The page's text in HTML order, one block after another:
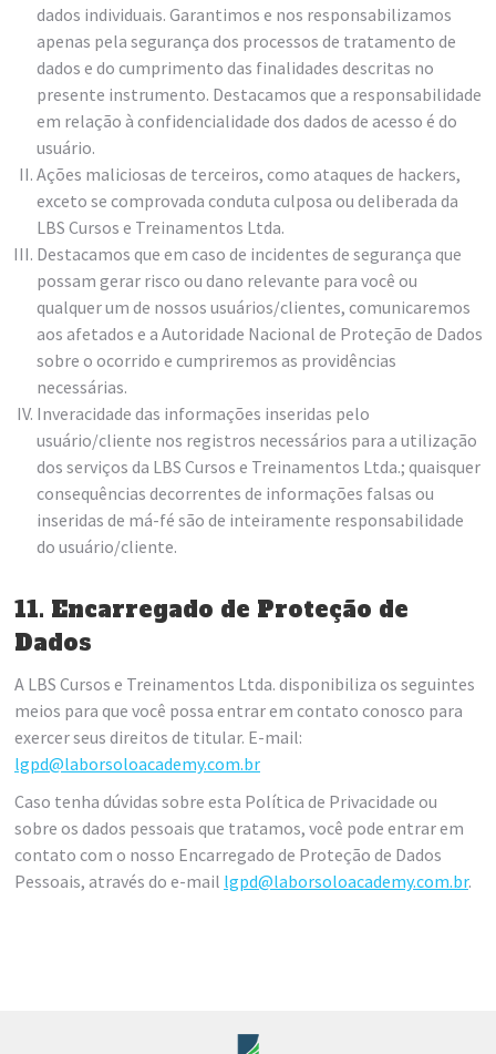
dados individuais. Garantimos e nos responsabilizamos
apenas pela segurança dos processos de tratamento de
dados e do cumprimento das finalidades descritas no
presente instrumento. Destacamos que a responsabilidade
em relação à confidencialidade dos dados de acesso é do
usuário.
Ações maliciosas de terceiros, como ataques de hackers,
exceto se comprovada conduta culposa ou deliberada da
LBS Cursos e Treinamentos Ltda.
Destacamos que em caso de incidentes de segurança que
possam gerar risco ou dano relevante para você ou
qualquer um de nossos usuários/clientes, comunicaremos
aos afetados e a Autoridade Nacional de Proteção de Dados
sobre o ocorrido e cumpriremos as providências
necessárias.
Inveracidade das informações inseridas pelo
usuário/cliente nos registros necessários para a utilização
dos serviços da LBS Cursos e Treinamentos Ltda.; quaisquer
consequências decorrentes de informações falsas ou
inseridas de má-fé são de inteiramente responsabilidade
do usuário/cliente.
11. Encarregado de Proteção de
Dados
A LBS Cursos e Treinamentos Ltda. disponibiliza os seguintes
meios para que você possa entrar em contato conosco para
exercer seus direitos de titular. E-mail:
lgpd@laborsoloacademy.com.br
Caso tenha dúvidas sobre esta Política de Privacidade ou
sobre os dados pessoais que tratamos, você pode entrar em
contato com o nosso Encarregado de Proteção de Dados
Pessoais, através do e-mail lgpd@laborsoloacademy.com.br.